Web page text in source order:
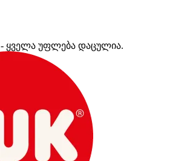
- ყველა უფლება დაცულია.